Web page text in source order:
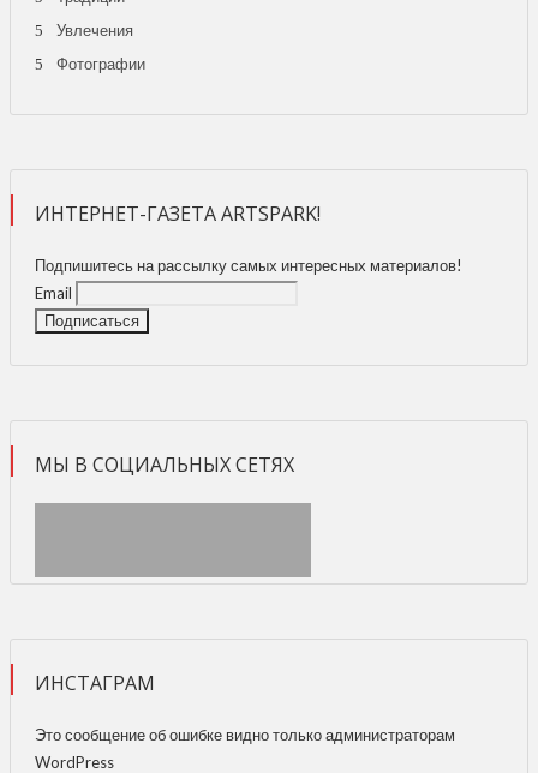
Увлечения
Фотографии
ИНТЕРНЕТ-ГАЗЕТА ARTSPARK!
Подпишитесь на рассылку самых интересных материалов!
Email
МЫ В СОЦИАЛЬНЫХ СЕТЯХ
ИНСТАГРАМ
Это сообщение об ошибке видно только администраторам
WordPress